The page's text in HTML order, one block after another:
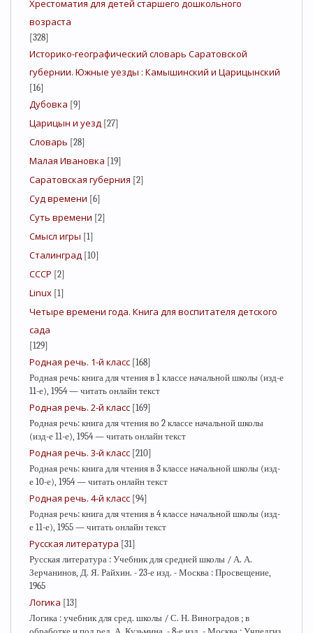
Хрестоматия для детей старшего дошкольного
возраста
[328]
Историко-географический словарь Саратовской
губернии. Южные уезды : Камышинский и Царицынский
[16]
Дубовка [9]
Царицын и уезд [27]
Словарь [28]
Малая Ивановка [19]
Саратовская губерния [2]
Суд времени [6]
Суть времени [2]
Смысл игры [1]
Сталинград [10]
СССР [2]
Linux [1]
Четыре времени года. Книга для воспитателя детского
сада
[129]
Родная речь. 1-й класс [168]
Родная речь: книга для чтения в 1 классе начальной школы (изд-е
11-е), 1954 — читать онлайн текст
Родная речь. 2-й класс [169]
Родная речь: книга для чтения во 2 классе начальной школы
(изд-е 11-е), 1954 — читать онлайн текст
Родная речь. 3-й класс [210]
Родная речь: книга для чтения в 3 классе начальной школы (изд-
е 10-е), 1954 — читать онлайн текст
Родная речь. 4-й класс [94]
Родная речь: книга для чтения в 4 классе начальной школы (изд-
е 11-е), 1955 — читать онлайн текст
Русская литература [31]
Русская литература : Учебник для средней школы / А. А.
Зерчанинов, Д. Я. Райхин. - 23-е изд. - Москва : Просвещение,
1965
Логика [13]
Логика : учебник для сред. школы / С. Н. Виноградов ; в